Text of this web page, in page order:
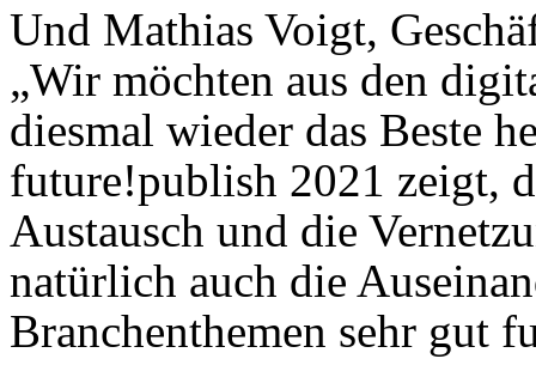
Und Mathias Voigt,
„Wir möchten aus den
diesmal wieder das Beste
future!publish 2021 zeigt,
Austausch und die
natürlich auch die
Branchenthemen sehr gut